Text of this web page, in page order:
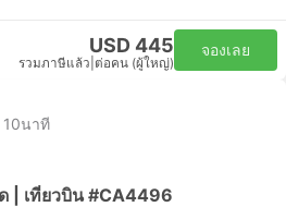
USD 445
รวมภาษีแล้ว ต่อคน (ผู้ใหญ่)
จองเลย
10นาที
| เที่ยวบิน #CA4496